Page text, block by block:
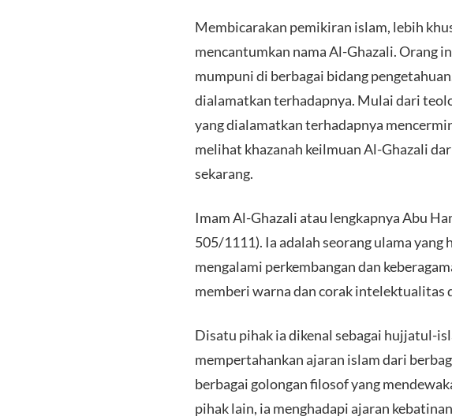
Membicarakan pemikiran islam, lebih
mencantumkan nama Al-Ghazali. Orang
mumpuni di berbagai bidang
dialamatkan terhadapnya. Mulai dari
yang dialamatkan terhadapnya
melihat khazanah keilmuan Al-Ghazali
sekarang.
Imam Al-Ghazali atau lengkapnya Abu
505/1111). Ia adalah seorang ulama
mengalami perkembangan dan
memberi warna dan corak intelektualitas
Disatu pihak ia dikenal sebagai hujjatul-
mempertahankan ajaran islam dari
berbagai golongan filosof yang
pihak lain, ia menghadapi ajaran